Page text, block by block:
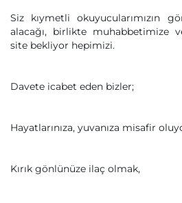
Siz kıymetli okuyucularımızın
alacağı, birlikte muhabbetimize
site bekliyor hepimizi.
Davete icabet eden bizler;
Hayatlarınıza, yuvanıza misafir
Kırık gönlünüze ilaç olmak,